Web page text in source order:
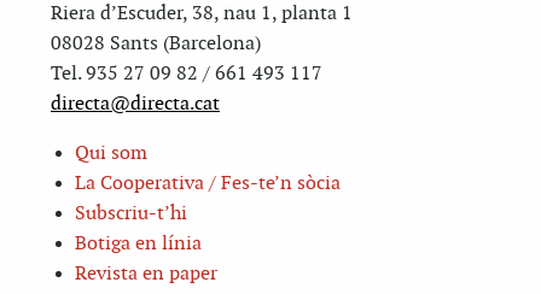
Riera d’Escuder, 38, nau 1, planta 1
08028 Sants (Barcelona)
Tel. 935 27 09 82 / 661 493 117
directa@directa.cat
Qui som
La Cooperativa / Fes-te’n sòcia
Subscriu-t’hi
Botiga en línia
Revista en paper